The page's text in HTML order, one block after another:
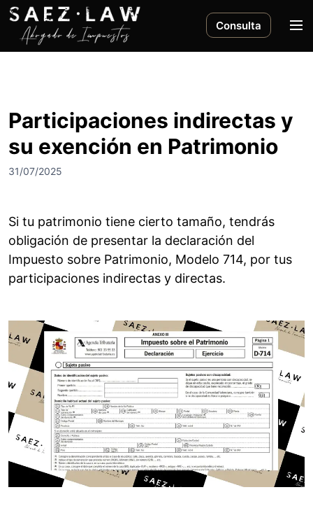
Consulta
M
Participaciones indirectas y
su exención en Patrimonio
31/07/2025
Si tu patrimonio tiene cierto tamaño, tendrás
obligación de presentar la declaración del
Impuesto sobre Patrimonio, Modelo 714, por tus
participaciones indirectas y directas.